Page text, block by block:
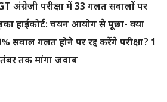
अंग्रेजी परीक्षा में 33 गलत सवालों पर
हाईकोर्ट: चयन आयोग से पूछा- क्या
सवाल गलत होने पर रद्द करेंगे परीक्षा? 1
तक मांगा जवाब